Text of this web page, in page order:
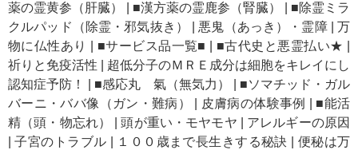
薬の霊黄参（肝臓）
■漢方薬の霊鹿参（腎臓）
■除霊ミラ
クルパッド（除霊・邪気抜き）
悪鬼（あっき）・霊障|万
物に仏性あり
■サービス品一覧■ ■古代史と悪霊払い★
祈りと免疫活性
超低分子のＭＲＥ成分は細胞をキレイにし
認知症予防！
■感応丸 氣（無気力）
■ソマチッド・ガル
バーニ・ババ像（ガン・難病）
皮膚病の体験事例
■能活
精（頭・物忘れ）
|頭が重い・モヤモヤ
アレルギーの原因
|子宮のトラブル １００歳まで長生きする秘訣
便秘は万